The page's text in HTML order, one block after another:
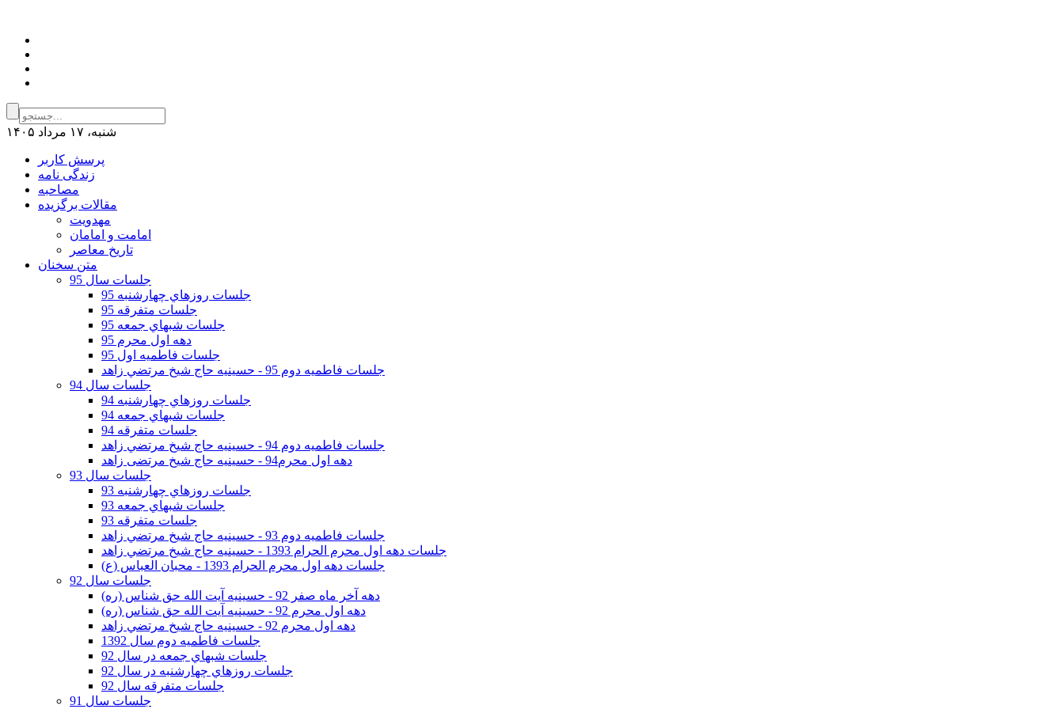
شنبه، ۱۷ مرداد ۱۴۰۵
پرسش کاربر
زندگی نامه
مصاحبه
مقالات برگزیده
مهدویت
امامت و امامان
تاریخ معاصر
متن سخنان
جلسات سال 95
جلسات روزهاي چهارشنبه 95
جلسات متفرقه 95
جلسات شبهاي جمعه 95
دهه اول محرم 95
جلسات فاطمیه اول 95
جلسات فاطمیه دوم 95 - حسينيه حاج شيخ مرتضي زاهد
جلسات سال 94
جلسات روزهاي چهارشنبه 94
جلسات شبهاي جمعه 94
جلسات متفرقه 94
جلسات فاطميه دوم 94 - حسينيه حاج شيخ مرتضي زاهد
دهه اول محرم94 - حسینیه حاج شیخ مرتضی زاهد
جلسات سال 93
جلسات روزهاي چهارشنبه 93
جلسات شبهاي جمعه 93
جلسات متفرقه 93
جلسات فاطميه دوم 93 - حسينيه حاج شيخ مرتضي زاهد
جلسات دهه اول محرم الحرام 1393 - حسينيه حاج شيخ مرتضي زاهد
جلسات دهه اول محرم الحرام 1393 - محبان العباس (ع)
جلسات سال 92
دهه آخر ماه صفر 92 - حسينيه آيت الله حق شناس (ره)
دهه اول محرم 92 - حسينيه آيت الله حق شناس (ره)
دهه اول محرم 92 - حسينيه حاج شيخ مرتضي زاهد
جلسات فاطميه دوم سال 1392
جلسات شبهاي جمعه در سال 92
جلسات روزهاي چهارشنبه در سال 92
جلسات متفرقه سال 92
جلسات سال 91